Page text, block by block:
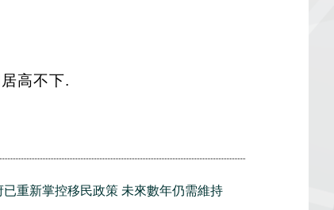
高不下.
已重新掌控移民政策 未來數年仍需維持